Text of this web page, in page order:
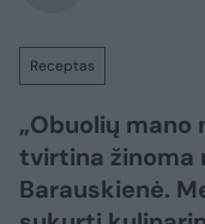
Receptas
„Obuolių mano
tvirtina žinoma
Barauskienė.